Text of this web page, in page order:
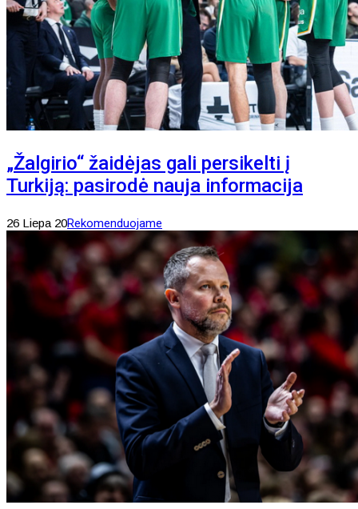
„Žalgirio“ žaidėjas gali persikelti į
Turkiją: pasirodė nauja informacija
26 Liepa 20Rekomenduojame